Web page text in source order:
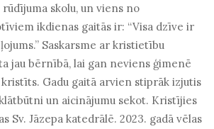
rūdījuma skolu, un viens no
ikdienas gaitās ir: “Visa dzīve ir
Saskarsme ar kristietību
jau bērnībā, lai gan neviens ģimenē
Gadu gaitā arvien stiprāk izjutis
un aicinājumu sekot. Kristījies
Sv. Jāzepa katedrālē. 2023. gadā vēlas